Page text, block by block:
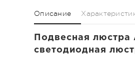
Описание
Подвесная люстра
светодиодная